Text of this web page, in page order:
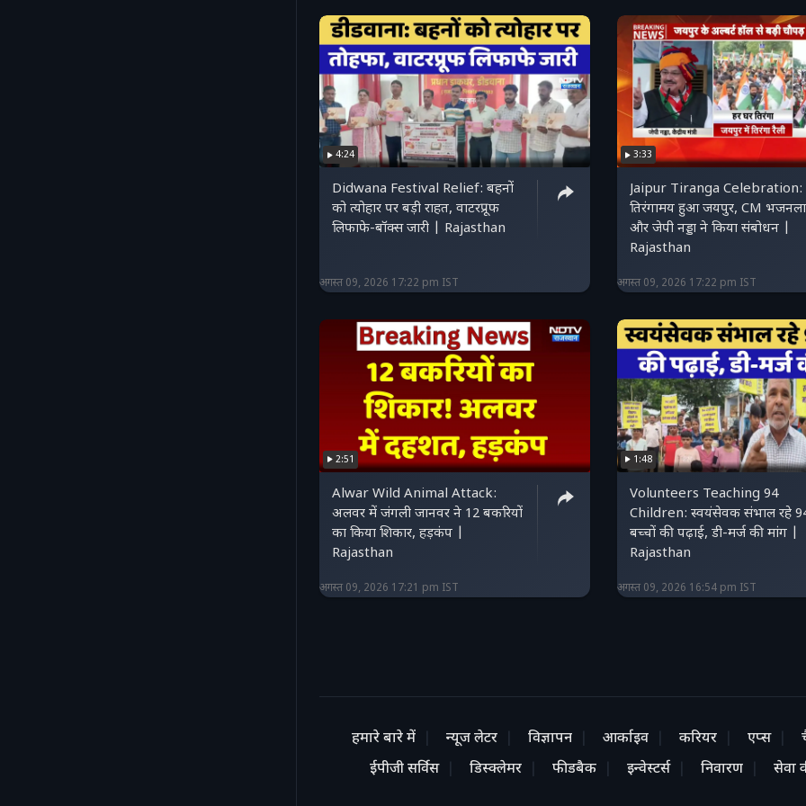
4:24
Didwana Festival Relief: बहनों
को त्योहार पर बड़ी राहत, वाटरप्रूफ
लिफाफे-बॉक्स जारी | Rajasthan
अगस्त 09, 2026 17:22 pm IST
3:33
Jaipur Tiranga Celebration:
तिरंगामय हुआ जयपुर, CM
और जेपी नड्डा ने किया संबोधन |
Rajasthan
अगस्त 09, 2026 17:22 pm IST
2:51
Alwar Wild Animal Attack:
अलवर में जंगली जानवर ने 12 बकरियों
का किया शिकार, हड़कंप |
Rajasthan
अगस्त 09, 2026 17:21 pm IST
1:48
Volunteers Teaching 94
Children: स्वयंसेवक संभाल रहे
बच्चों की पढ़ाई, डी-मर्ज की मांग |
Rajasthan
अगस्त 09, 2026 16:54 pm IST
हमारे बारे में न्यूज लेटर विज्ञापन आर्काइव करियर एप्स
ईपीजी सर्विस
डिस्क्लेमर फीडबैक इन्वेस्टर्स निवारण सेवा